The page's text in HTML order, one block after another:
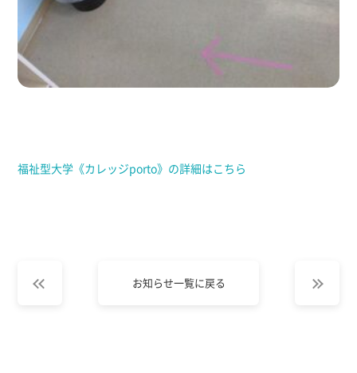
福祉型大学《カレッジporto》の詳細はこちら
お知らせ一覧に戻る